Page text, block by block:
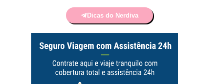
Dicas do Nerdiva